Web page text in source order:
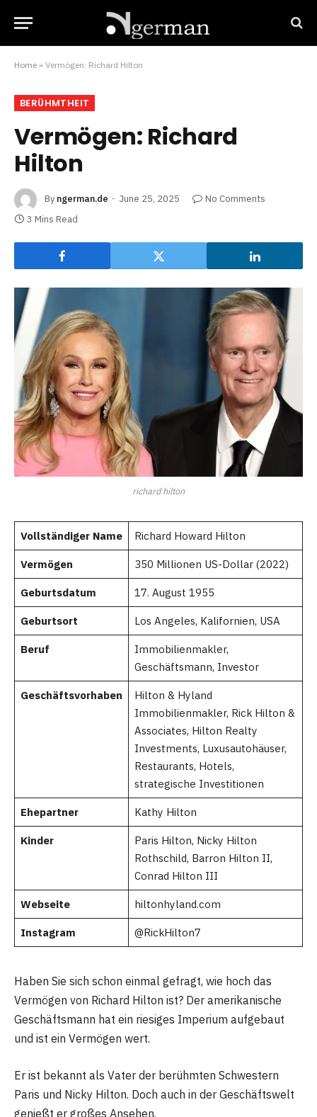
Home » Vermögen: Richard Hilton
BERÜHMTHEIT
Vermögen: Richard
Hilton
By ngerman.de June 25, 2025
No Comments
3 Mins Read
richard hilton
Vollständiger Name Richard Howard Hilton
Vermögen 350 Millionen US-Dollar (2022)
Geburtsdatum 17. August 1955
Geburtsort Los Angeles, Kalifornien, USA
Beruf
Immobilienmakler,
Geschäftsmann, Investor
Geschäftsvorhaben
Hilton & Hyland
Immobilienmakler, Rick Hilton &
Associates, Hilton Realty
Investments, Luxusautohäuser,
Restaurants, Hotels,
strategische Investitionen
Ehepartner Kathy Hilton
Kinder
Paris Hilton, Nicky Hilton
Rothschild, Barron Hilton II,
Conrad Hilton III
Webseite hiltonhyland.com
Instagram @RickHilton7
Haben Sie sich schon einmal gefragt, wie hoch das
Vermögen von Richard Hilton ist? Der amerikanische
Geschäftsmann hat ein riesiges Imperium aufgebaut
und ist ein Vermögen wert.
Er ist bekannt als Vater der berühmten Schwestern
Paris und Nicky Hilton. Doch auch in der Geschäftswelt
genießt er großes Ansehen.